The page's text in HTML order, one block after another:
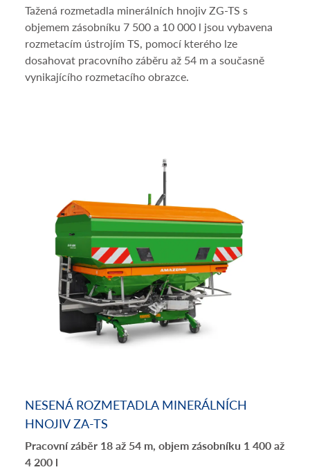
Tažená rozmetadla minerálních hnojiv ZG-TS s
objemem zásobníku 7 500 a 10 000 l jsou vybavena
rozmetacím ústrojím TS, pomocí kterého lze
dosahovat pracovního záběru až 54 m a současně
vynikajícího rozmetacího obrazce.
NESENÁ ROZMETADLA MINERÁLNÍCH
HNOJIV ZA-TS
Pracovní záběr 18 až 54 m, objem zásobníku 1 400 až
4 200 l